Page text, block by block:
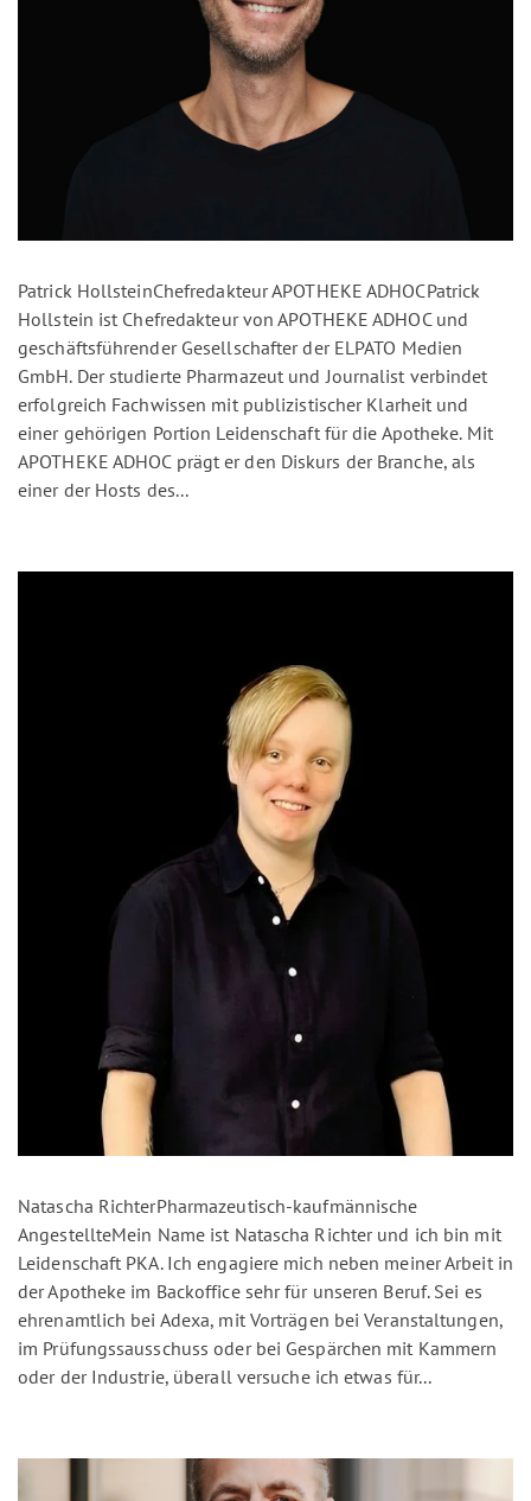
Patrick HollsteinChefredakteur APOTHEKE ADHOCPatrick
Hollstein ist Chefredakteur von APOTHEKE ADHOC und
geschäftsführender Gesellschafter der ELPATO Medien
GmbH. Der studierte Pharmazeut und Journalist verbindet
erfolgreich Fachwissen mit publizistischer Klarheit und
einer gehörigen Portion Leidenschaft für die Apotheke. Mit
APOTHEKE ADHOC prägt er den Diskurs der Branche, als
einer der Hosts des...
Natascha RichterPharmazeutisch-kaufmännische
AngestellteMein Name ist Natascha Richter und ich bin mit
Leidenschaft PKA. Ich engagiere mich neben meiner Arbeit in
der Apotheke im Backoffice sehr für unseren Beruf. Sei es
ehrenamtlich bei Adexa, mit Vorträgen bei Veranstaltungen,
im Prüfungssausschuss oder bei Gespärchen mit Kammern
oder der Industrie, überall versuche ich etwas für...